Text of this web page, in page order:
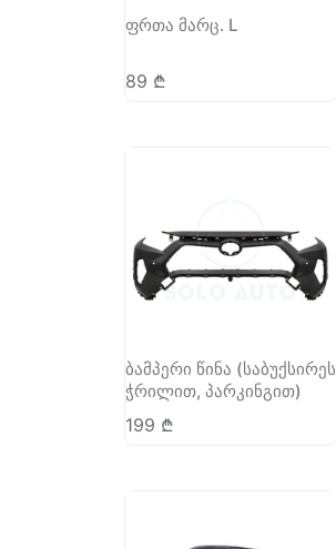
ფრთა მარც. L
89 ₾
ბამპერი წინა (საბუქსირეს
ჭრილით, პარკინგით)
199 ₾